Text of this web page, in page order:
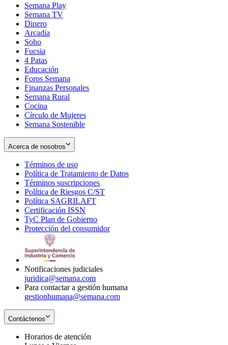
Semana Play
Semana TV
Dinero
Arcadia
Soho
in
new
window
Fucsia
in
new
window
4 Patas
Educación
Foros Semana
Finanzas Personales
Semana Rural
Cocina
Círculo de Mujeres
Semana Sostenible
Acerca de nosotros
Términos de uso
in
new
window
Política de Tratamiento de Datos
Términos suscripciones
in
Política de Riesgos C/ST
Política SAGRILAFT
new
window
Certificación ISSN
in
new
TyC Plan de Gobierno
in
Protección del consumidorOpens
Notificaciones judiciales
juridica@semana.com
Para contactar a gestión humana
gestionhumana@semana.com
Contáctenos
Horarios de atención